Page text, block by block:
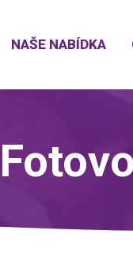
NAŠE NABÍDKA